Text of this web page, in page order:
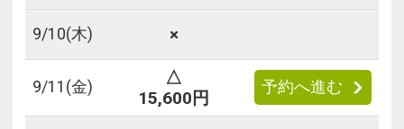
9/10(木) ×
9/11 (金)
△
15,600円
予約へ進む